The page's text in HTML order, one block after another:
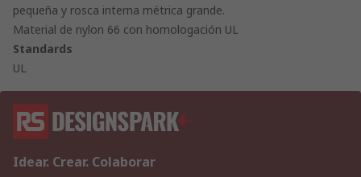
pequeña y rosca interna métrica grande.
Material de nylon 66 con homologación UL
Standards
UL
Idear. Crear. Colaborar